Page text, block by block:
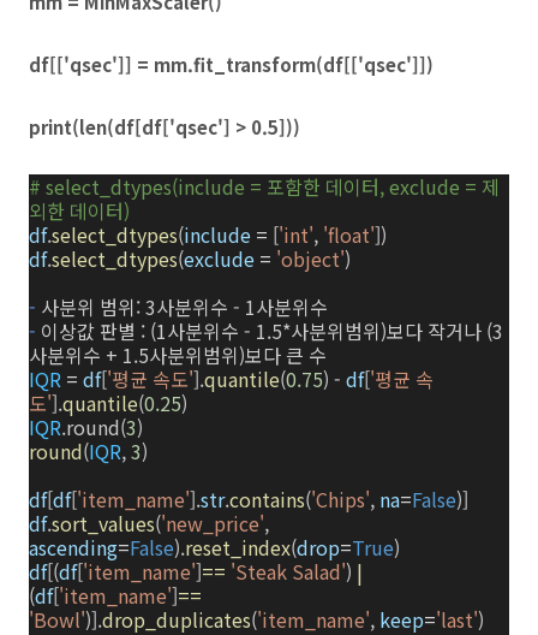
df[['qsec']] = mm.fit_transform(df[['qsec']])
print(len(df[df['qsec'] > 0.5]))
# select_dtypes(include = 포함한 데이터, exclude = 제
외한 데이터)
df.select_dtypes(include = ['int', 'float'])
df.select_dtypes(exclude = 'object')
- 사분위 범위: 3사분위수 - 1사분위수
- 이상값 판별 : (1사분위수 - 1.5*사분위범위)보다 작거나 (3
사분위수 + 1.5사분위범위)보다 큰 수
IQR = df['평균 속도'].quantile(0.75) - df['평균 속
도'].quantile(0.25)
IQR.round(3)
round(IQR,3)
df[df['item_name'].str.contains('Chips', na=False)]
df.sort_values('new_price',
ascending=False).reset_index(drop=True)
df[(df['item_name']== 'Steak Salad') |
(df['item_name']==
'Bowl')].drop_duplicates('item_name', keep='last')